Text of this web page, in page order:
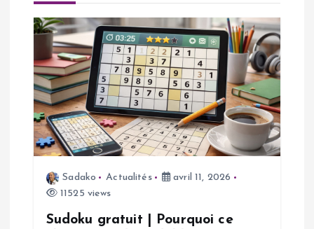
o
n
d
e
Sadako Actualités
avril 11, 2026
11525 views
Sudoku gratuit | Pourquoi ce